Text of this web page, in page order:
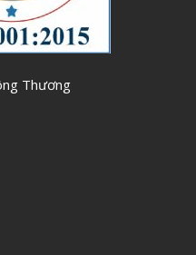
Tháng Một 2023
Tháng Mười Hai 2022
Tháng Mười Một 2022